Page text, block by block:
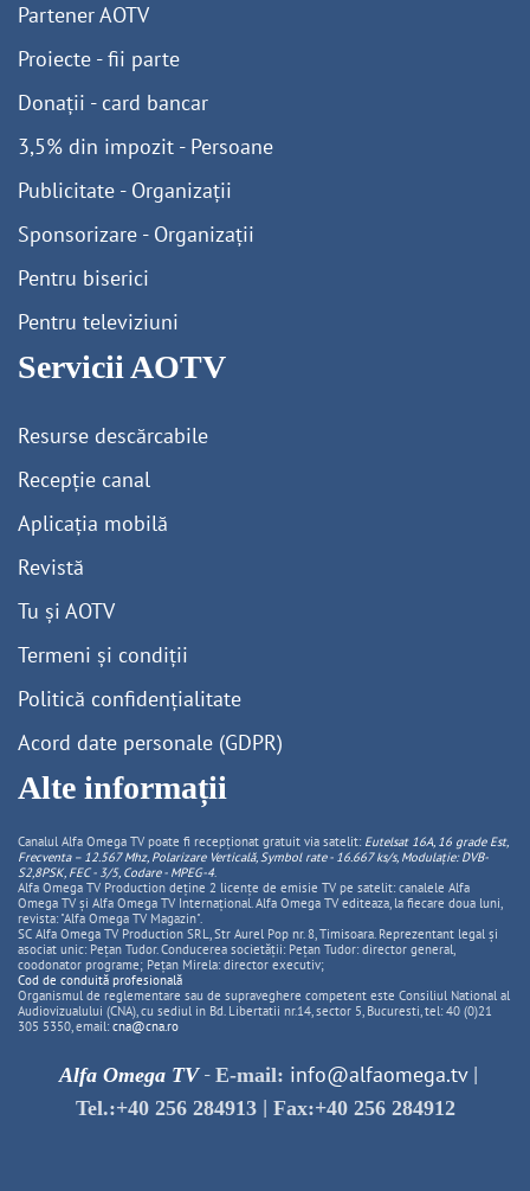
Partener AOTV
Proiecte - fii parte
Donații - card bancar
3,5% din impozit - Persoane
Publicitate - Organizații
Sponsorizare - Organizații
Pentru biserici
Pentru televiziuni
Servicii AOTV
Resurse descărcabile
Recepție canal
Aplicația mobilă
Revistă
Tu și AOTV
Termeni și condiții
Politică confidențialitate
Acord date personale (GDPR)
Alte informații
Canalul Alfa Omega TV poate fi recepționat gratuit via satelit: Eutelsat 16A, 16 grade Est,
Frecventa – 12.567 Mhz, PolarizareVerticală, Symbol rate - 16.667 ks/s, Modulație: DVB-
S2,8PSK, FEC - 3/5, Codare - MPEG-4.
Alfa Omega TV Production deține 2 licențe de emisie TV pe satelit: canalele Alfa
Omega TV și Alfa Omega TV Internațional. Alfa Omega TV editeaza, la fiecare doua luni,
revista: "Alfa Omega TV Magazin".
SC Alfa Omega TV Production SRL, Str Aurel Pop nr. 8, Timisoara. Reprezentant legal și
asociat unic: Pețan Tudor. Conducerea societății: Pețan Tudor: director general,
coodonator programe; Pețan Mirela: director executiv;
Cod de conduită profesională
Organismul de reglementare sau de supraveghere competent este Consiliul National al
Audiovizualului (CNA), cu sediul in Bd. Libertatii nr.14, sector 5, Bucuresti, tel: 40 (0)21
305 5350, email: cna@cna.ro
Alfa Omega TV- E-mail: info@alfaomega.tv|
Tel.:+40 256 284913| Fax:+40 256 284912